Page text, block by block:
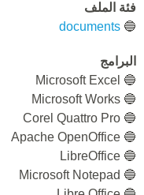
فئة الملف
🔵
documents
البرامج
🔵 Microsoft Excel
🔵 Microsoft Works
🔵 Corel Quattro Pro
🔵 Apache OpenOffice
🔵 LibreOffice
🔵 Microsoft Notepad